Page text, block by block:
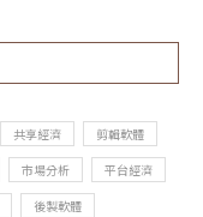
共享經濟
剪輯軟體
市場分析
平台經濟
後製軟體